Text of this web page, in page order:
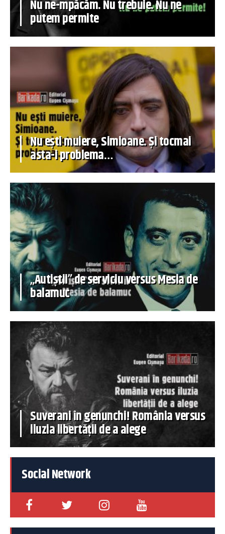
Nu ne-mpăcăm. Nu trebuie. Nu ne
putem permite
Nu ești muiere, Simioane. Și tocmai
asta-i problema…
„Autiștii” de serviciu versus Mesia de
balamuc
Suverani în genunchi! România versus
iluzia libertății de a alege
Social Network